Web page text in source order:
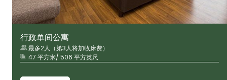
行政单间公寓
最多2人（第3人将加收床费）
47 平方米/ 506 平方英尺